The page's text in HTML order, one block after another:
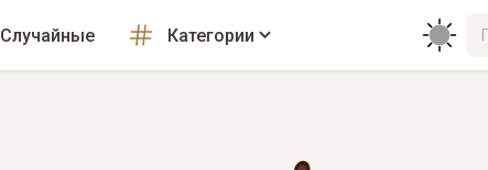
Случайные Категории